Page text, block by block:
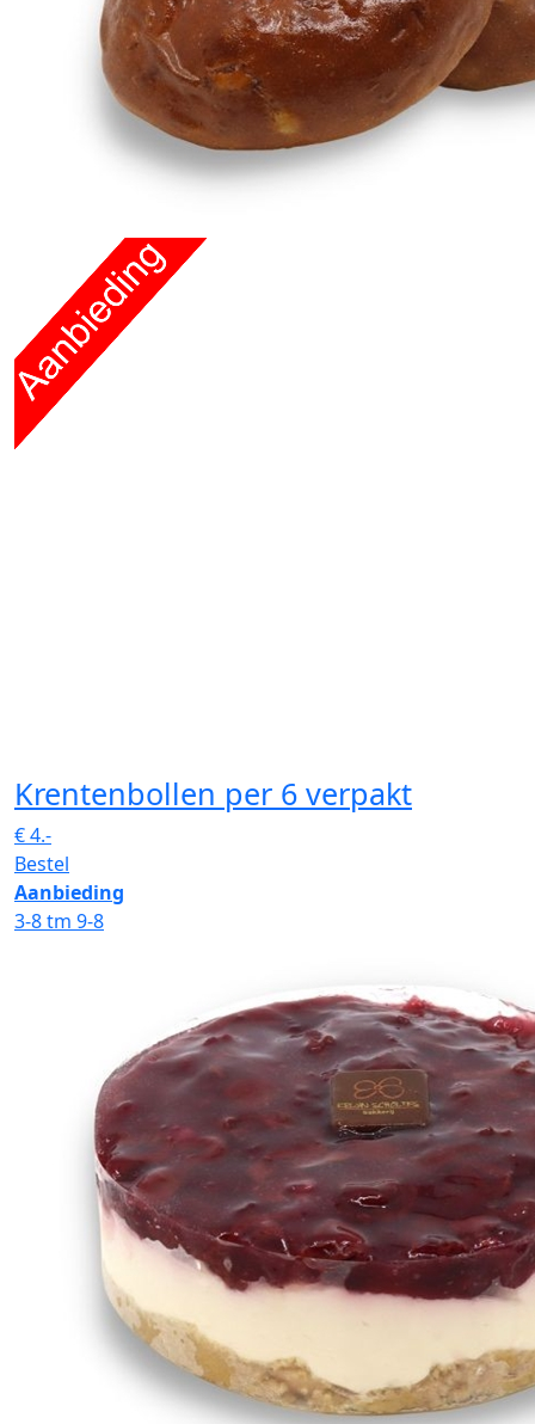
Krentenbollen per 6 verpakt
€4.-
Bestel
Aanbieding
3-8 tm 9-8